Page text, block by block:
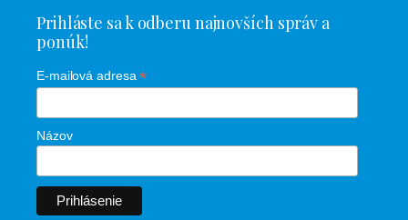
Prihláste sa k odberu najnovších správ a
ponúk!
E-mailová adresa*
Názov